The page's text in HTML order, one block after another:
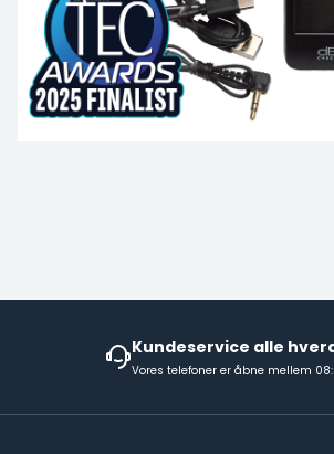
Kundeservice alle
Vores telefoner er åbne mellem